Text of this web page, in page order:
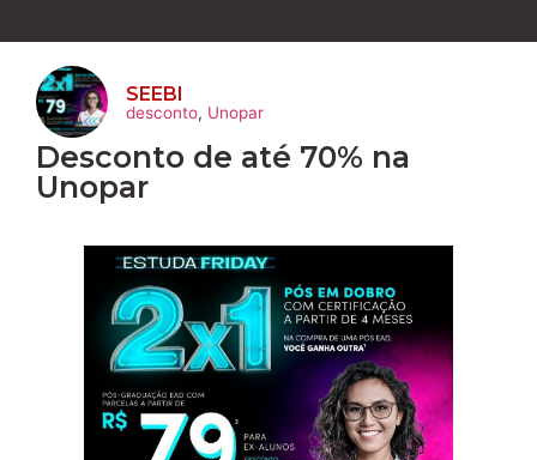
SEEBI
desconto, Unopar
Desconto de até 70% na
Unopar